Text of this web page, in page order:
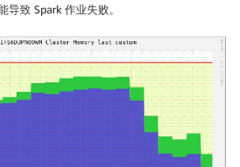
导致 Spark 作业失败。